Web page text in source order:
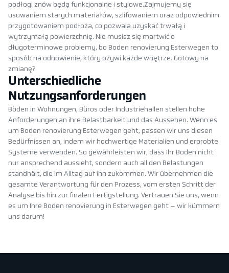
podłogi znów będą funkcjonalne i stylowe.Zajmujemy się
usuwaniem starych materiałów, szlifowaniem oraz odpowiednim
przygotowaniem podłoża, co pozwala uzyskać trwałą i
wytrzymałą powierzchnię. Nie musisz się martwić o
długoterminowe problemy, bo Boden renovierung Esterwegen to
sposób na odnowienie, który ożywi każde wnętrze. Gotowy na
zmianę?
Unterschiedliche
Nutzungsanforderungen
Böden in Wohnungen, Büros oder Industriehallen stellen hohe
Anforderungen an ihre Belastbarkeit und das Aussehen. Wenn es
um Boden renovierung Esterwegen geht, passen wir uns diesen
Bedürfnissen an, indem wir hochwertige Materialien und erprobte
Systeme verwenden. So gewährleisten wir, dass Ihr Boden nicht
nur ansprechend aussieht, sondern auch all den Belastungen
standhält, die im Alltag auf ihn zukommen. Wir übernehmen die
gesamte Verantwortung für den Prozess, vom ersten Schritt der
Analyse bis hin zur finalen Fertigstellung. Vertrauen Sie uns, wenn
es um Ihre Boden renovierung in Esterwegen geht – wir kümmern
uns darum!